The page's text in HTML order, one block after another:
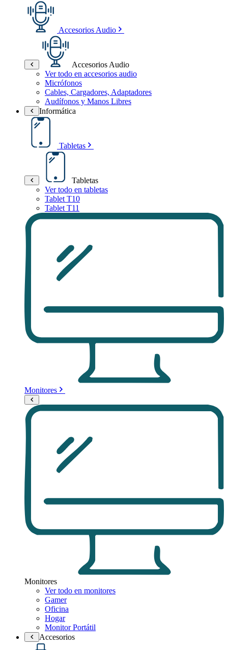
Accesorios Audio
Accesorios Audio
Ver todo en accesorios audio
Micrófonos
Cables, Cargadores, Adaptadores
Audífonos y Manos Libres
Informática
Tabletas
Tabletas
Ver todo en tabletas
Tablet T10
Tablet T11
Monitores
Monitores
Ver todo en monitores
Gamer
Oficina
Hogar
Monitor Portátil
Accesorios